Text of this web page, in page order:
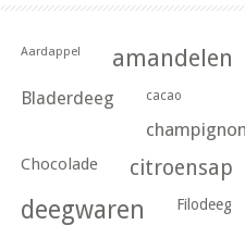
Aardappel amandelen
Bladerdeeg cacao
Chocolade citroensap
deegwaren
Filodeeg